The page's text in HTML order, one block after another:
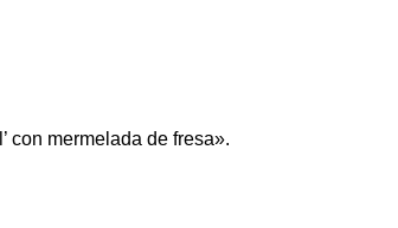
con mermelada de fresa».